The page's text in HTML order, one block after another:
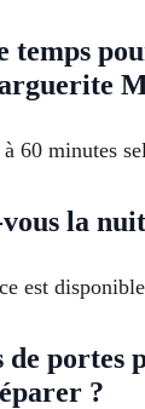
temps
60 minutes
la
est
de portes
?